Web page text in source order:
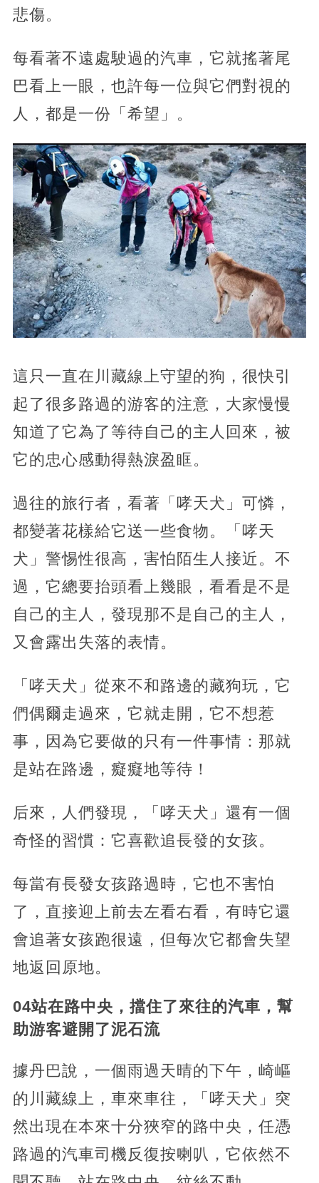
悲傷。
每看著不遠處駛過的汽車，它就搖著尾
巴看上一眼，也許每一位與它們對視的
人，都是一份「希望」。
這只一直在川藏線上守望的狗，很快引
起了很多路過的游客的注意，大家慢慢
知道了它為了等待自己的主人回來，被
它的忠心感動得熱淚盈眶。
過往的旅行者，看著「哮天犬」可憐，
都變著花樣給它送一些食物。「哮天
犬」警惕性很高，害怕陌生人接近。不
過，它總要抬頭看上幾眼，看看是不是
自己的主人，發現那不是自己的主人，
又會露出失落的表情。
「哮天犬」從來不和路邊的藏狗玩，它
們偶爾走過來，它就走開，它不想惹
事，因為它要做的只有一件事情：那就
是站在路邊，癡癡地等待！
后來，人們發現，「哮天犬」還有一個
奇怪的習慣：它喜歡追長發的女孩。
每當有長發女孩路過時，它也不害怕
了，直接迎上前去左看右看，有時它還
會追著女孩跑很遠，但每次它都會失望
地返回原地。
04站在路中央，擋住了來往的汽車，幫
助游客避開了泥石流
據丹巴說，一個雨過天晴的下午，崎嶇
的川藏線上，車來車往，「哮天犬」突
然出現在本來十分狹窄的路中央，任憑
路過的汽車司機反復按喇叭，它依然不